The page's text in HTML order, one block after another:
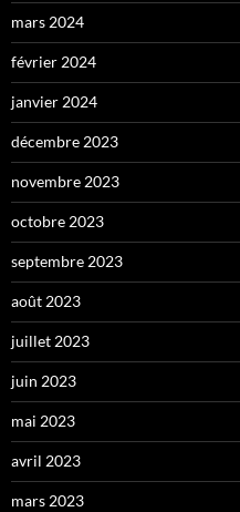
mars 2024
février 2024
janvier 2024
décembre 2023
novembre 2023
octobre 2023
septembre 2023
août 2023
juillet 2023
juin 2023
mai 2023
avril 2023
mars 2023